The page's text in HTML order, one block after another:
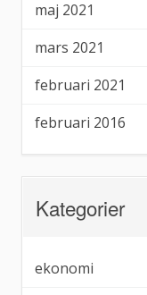
maj 2021
mars 2021
februari 2021
februari 2016
Kategorier
ekonomi